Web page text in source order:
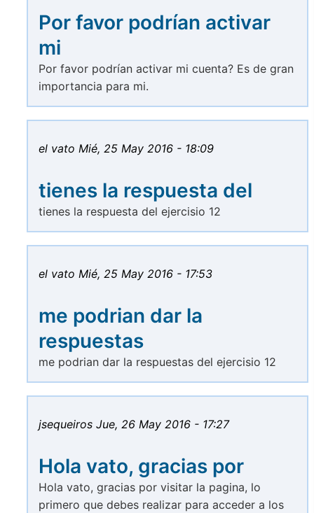
Por favor podrían activar
mi
Por favor podrían activar mi cuenta? Es de gran
importancia para mi.
el vato Mié, 25 May 2016 - 18:09
tienes la respuesta del
tienes la respuesta del ejercisio 12
el vato Mié, 25 May 2016 - 17:53
me podrian dar la
respuestas
me podrian dar la respuestas del ejercisio 12
jsequeiros Jue, 26 May 2016 - 17:27
Hola vato, gracias por
Hola vato, gracias por visitar la pagina, lo
primero que debes realizar para acceder a los